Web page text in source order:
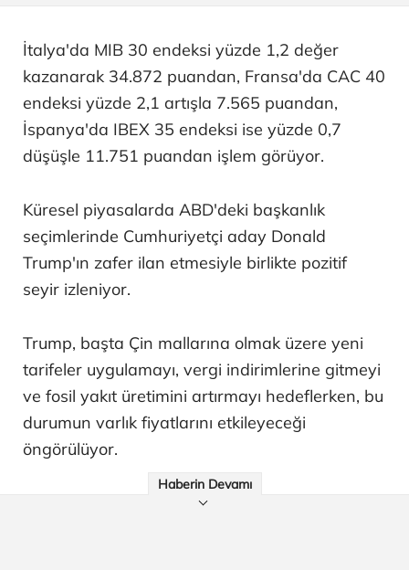
İtalya'da MIB 30 endeksi yüzde 1,2 değer
kazanarak 34.872 puandan, Fransa'da CAC 40
endeksi yüzde 2,1 artışla 7.565 puandan,
İspanya'da IBEX 35 endeksi ise yüzde 0,7
düşüşle 11.751 puandan işlem görüyor.
Küresel piyasalarda ABD'deki başkanlık
seçimlerinde Cumhuriyetçi aday Donald
Trump'ın zafer ilan etmesiyle birlikte pozitif
seyir izleniyor.
Trump, başta Çin mallarına olmak üzere yeni
tarifeler uygulamayı, vergi indirimlerine gitmeyi
ve fosil yakıt üretimini artırmayı hedeflerken, bu
durumun varlık fiyatlarını etkileyeceği
öngörülüyor.
Haberin Devamı